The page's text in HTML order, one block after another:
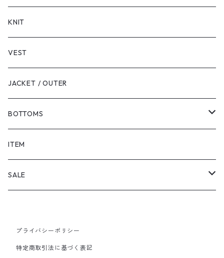
LONG SLEEVE
KNIT
VEST
JACKET / OUTER
BOTTOMS
SHORTS
PANTS
ITEM
SALE
PANTS
プライバシーポリシー
特定商取引法に基づく表記